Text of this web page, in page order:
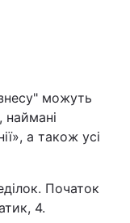
можуть
наймані
а також усі
Початок
4.